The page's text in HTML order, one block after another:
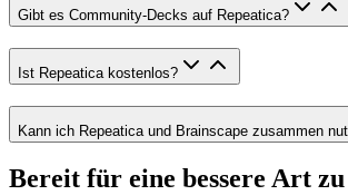
Gibt es Community-Decks auf Repeatica?
Ist Repeatica kostenlos?
Kann ich Repeatica und Brainscape zusammen
Bereit für eine bessere Art